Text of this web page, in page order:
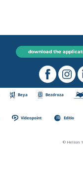
download the
Beya Bezdroza
Videopoint Editio
© Helion